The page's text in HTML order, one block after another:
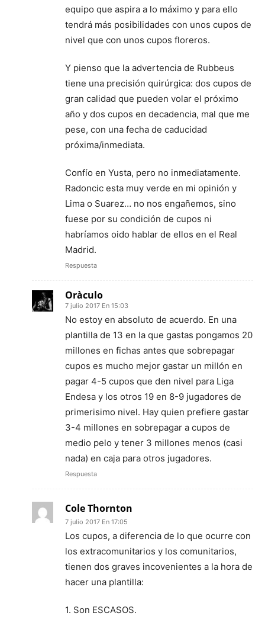
equipo que aspira a lo máximo y para ello
tendrá más posibilidades con unos cupos de
nivel que con unos cupos floreros.
Y pienso que la advertencia de Rubbeus
tiene una precisión quirúrgica: dos cupos de
gran calidad que pueden volar el próximo
año y dos cupos en decadencia, mal que me
pese, con una fecha de caducidad
próxima/inmediata.
Confío en Yusta, pero no inmediatamente.
Radoncic esta muy verde en mi opinión y
Lima o Suarez… no nos engañemos, sino
fuese por su condición de cupos ni
habríamos oido hablar de ellos en el Real
Madrid.
Respuesta
Oràculo
7 julio 2017 En 15:03
No estoy en absoluto de acuerdo. En una
plantilla de 13 en la que gastas pongamos 20
millones en fichas antes que sobrepagar
cupos es mucho mejor gastar un millón en
pagar 4-5 cupos que den nivel para Liga
Endesa y los otros 19 en 8-9 jugadores de
primerisimo nivel. Hay quien prefiere gastar
3-4 millones en sobrepagar a cupos de
medio pelo y tener 3 millones menos (casi
nada) en caja para otros jugadores.
Respuesta
Cole Thornton
7 julio 2017 En 17:05
Los cupos, a diferencia de lo que ocurre con
los extracomunitarios y los comunitarios,
tienen dos graves incovenientes a la hora de
hacer una plantilla:
1. Son ESCASOS.